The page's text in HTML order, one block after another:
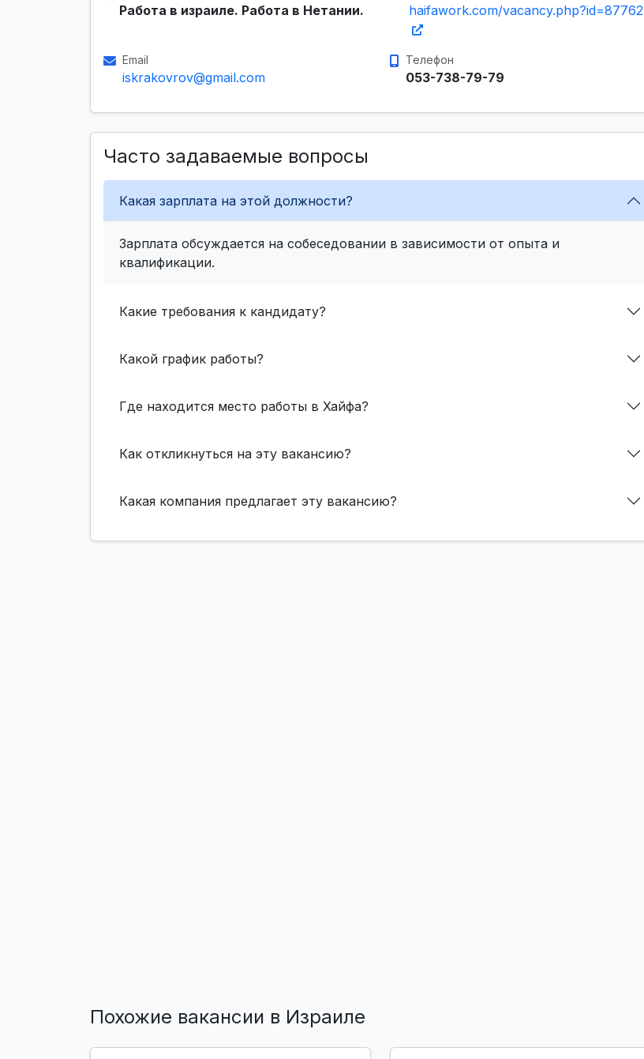
Работа в израиле. Работа в Нетании. haifawork.com/vacancy.php?id=87762
Email
iskrakovrov@gmail.com
Телефон
053-738-79-79
Часто задаваемые вопросы
Какая зарплата на этой должности?
Зарплата обсуждается на собеседовании в зависимости от опыта и
квалификации.
Какие требования к кандидату?
Какой график работы?
Где находится место работы в Хайфа?
Как откликнуться на эту вакансию?
Какая компания предлагает эту вакансию?
Похожие вакансии в Израиле